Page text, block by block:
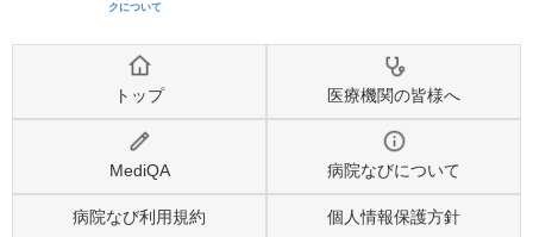
クについて
トップ 医療機関の皆様へ
MediQA 病院なびについて
病院なび利用規約 個人情報保護方針